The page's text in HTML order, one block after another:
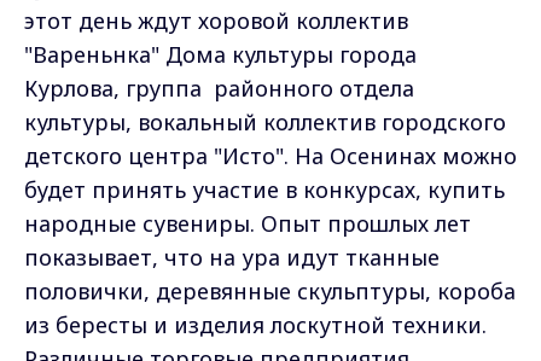
этот день ждут хоровой коллектив
"Вареньнка" Дома культуры города
Курлова, группа районного отдела
культуры, вокальный коллектив городского
детского центра "Исто". На Осенинах можно
будет принять участие в конкурсах, купить
народные сувениры. Опыт прошлых лет
показывает, что на ура идут тканные
половички, деревянные скульптуры, короба
из бересты и изделия лоскутной техники.